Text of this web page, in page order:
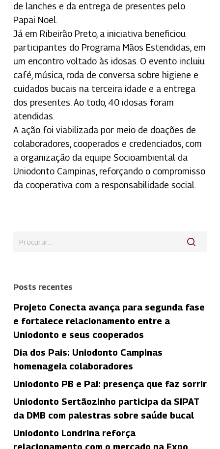
de lanches e da entrega de presentes pelo
Papai Noel.
Já em Ribeirão Preto, a iniciativa beneficiou
participantes do Programa Mãos Estendidas, em
um encontro voltado às idosas. O evento incluiu
café, música, roda de conversa sobre higiene e
cuidados bucais na terceira idade e a entrega
dos presentes. Ao todo, 40 idosas foram
atendidas.
A ação foi viabilizada por meio de doações de
colaboradores, cooperados e credenciados, com
a organização da equipe Socioambiental da
Uniodonto Campinas, reforçando o compromisso
da cooperativa com a responsabilidade social.
Posts recentes
Projeto Conecta avança para segunda fase
e fortalece relacionamento entre a
Uniodonto e seus cooperados
Dia dos Pais: Uniodonto Campinas
homenageia colaboradores
Uniodonto PB e Pai: presença que faz sorrir
Uniodonto Sertãozinho participa da SIPAT
da DMB com palestras sobre saúde bucal
Uniodonto Londrina reforça
relacionamento com o mercado na Expo